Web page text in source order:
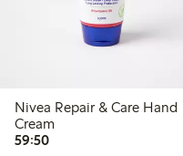
Nivea Repair & Care Hand
Cream
59:5059,50 kr